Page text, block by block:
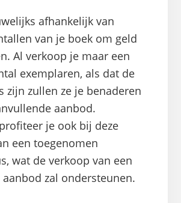
afhankelijk van
van je boek om geld
Al verkoop je maar een
exemplaren, als dat de
zijn zullen ze je benaderen
aanbod.
je ook bij deze
een toegenomen
wat de verkoop van een
zal ondersteunen.